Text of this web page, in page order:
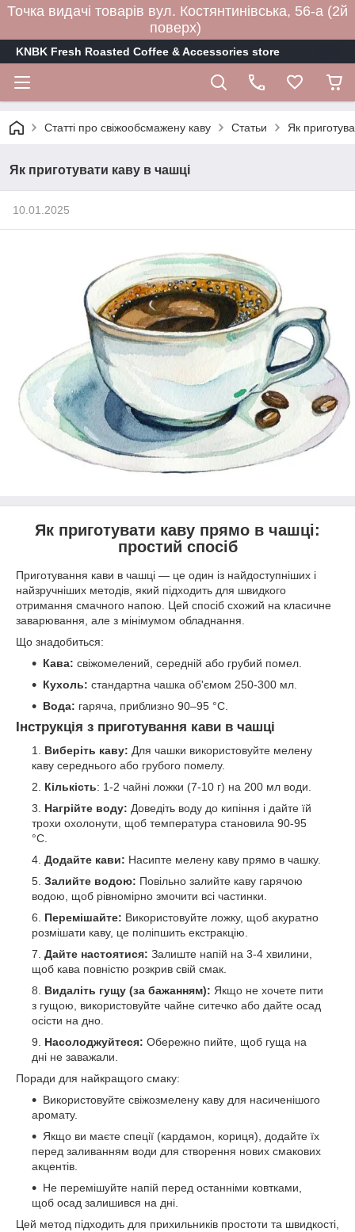
Точка видачі товарів вул. Костянтинівська, 56-а (2й
поверх)
KNBK Fresh Roasted Coffee & Accessories store
Статті про свіжообсмажену каву Статьи Як
Як приготувати каву в чашці
10.01.2025
Як приготувати каву прямо в чашці:
простий спосіб
Приготування кави в чашці — це один із найдоступніших і
найзручніших методів, який підходить для швидкого
отримання смачного напою. Цей спосіб схожий на класичне
заварювання, але з мінімумом обладнання.
Що знадобиться:
Кава: свіжомелений, середній або грубий помел.
Кухоль: стандартна чашка об'ємом 250-300 мл.
Вода: гаряча, приблизно 90–95 °C.
Інструкція з приготування кави в чашці
Виберіть каву: Для чашки використовуйте мелену
каву середнього або грубого помелу.
Кількість: 1-2 чайні ложки (7-10 г) на 200 мл води.
Нагрійте воду: Доведіть воду до кипіння і дайте їй
трохи охолонути, щоб температура становила 90-95
°C.
Додайте кави: Насипте мелену каву прямо в чашку.
Залийте водою: Повільно залийте каву гарячою
водою, щоб рівномірно змочити всі частинки.
Перемішайте: Використовуйте ложку, щоб акуратно
розмішати каву, це поліпшить екстракцію.
Дайте настоятися: Залиште напій на 3-4 хвилини,
щоб кава повністю розкрив свій смак.
Видаліть гущу (за бажанням): Якщо не хочете пити
з гущою, використовуйте чайне ситечко або дайте осад
осісти на дно.
Насолоджуйтеся: Обережно пийте, щоб гуща на
дні не заважали.
Поради для найкращого смаку:
Використовуйте свіжозмелену каву для насиченішого
аромату.
Якщо ви маєте спеції (кардамон, кориця), додайте їх
перед заливанням води для створення нових смакових
акцентів.
Не перемішуйте напій перед останніми ковтками,
щоб осад залишився на дні.
Цей метод підходить для прихильників простоти та швидкості,